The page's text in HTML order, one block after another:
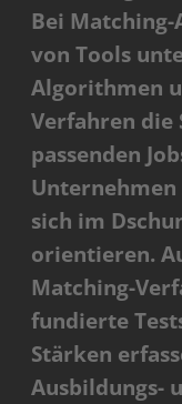
Bei Matching-
von Tools
Algorithmen
Verfahren die
passenden
Unternehmen
sich im
orientieren.
Matching-
fundierte
Stärken
Ausbildungs-